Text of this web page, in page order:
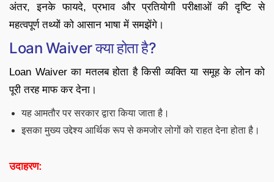
अंतर, इनके फायदे, प्रभाव और प्रतियोगी परीक्षाओं की दृष्टि से
महत्वपूर्ण तथ्यों को आसान भाषा में समझेंगे।
Loan Waiver क्या होता है?
Loan Waiver का मतलब होता है किसी व्यक्ति या समूह के लोन को
पूरी तरह माफ कर देना।
यह आमतौर पर सरकार द्वारा किया जाता है।
इसका मुख्य उद्देश्य आर्थिक रूप से कमजोर लोगों को राहत देना होता है।
उदाहरण: